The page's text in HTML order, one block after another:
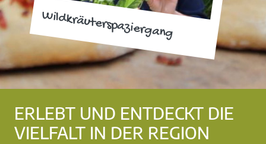
Wildkräuterspaziergang
ERLEBT UND ENTDECKT DIE
VIELFALT IN DER REGION